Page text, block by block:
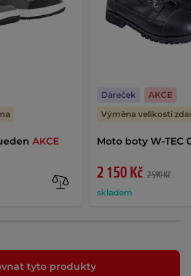
AKCE Moto boty W-TEC
2 150 Kč 2 590 Kč
skladem
Dáreček
AKCE
Výměna velikosti
tyto produkty